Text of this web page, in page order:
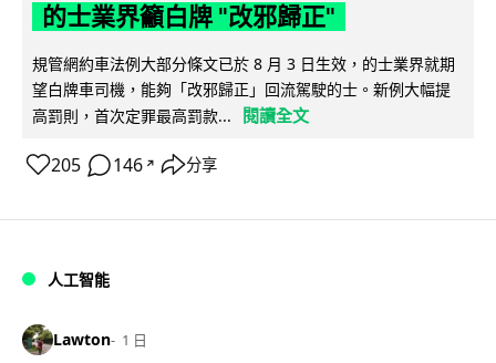
的士業界籲白牌 "改邪歸正"
規管網約車法例大部分條文已於 8 月 3 日生效，的士業界就期
望白牌車司機，能夠「改邪歸正」回流駕駛的士。新例大幅提
高罰則，首次定罪最高罰款...
閱讀全文
205 146 ↗ 分享
人工智能
Lawton 1 日